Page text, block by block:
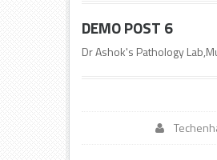
DEMO POST 6
Dr Ashok's Pathology